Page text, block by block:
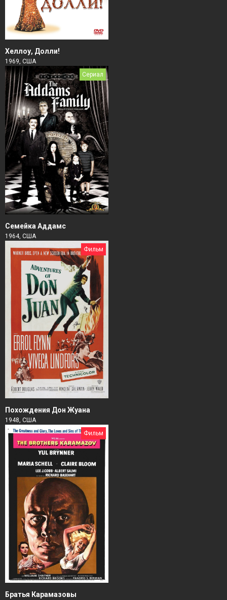
Хеллоу, Долли!
1969, США
Сериал
Семейка Аддамс
1964, США
Фильм
Похождения Дон Жуана
1948, США
Фильм
Братья Карамазовы